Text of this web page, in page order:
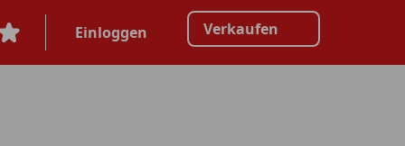
Einloggen Verkaufen